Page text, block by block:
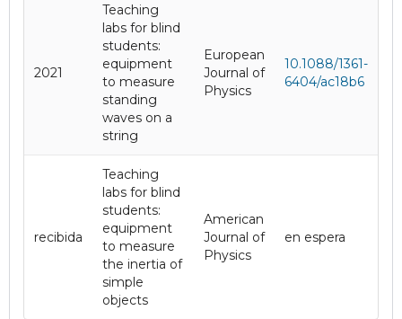
2021
Teaching
labs for blind
students:
equipment
to measure
standing
waves on a
string
European
Journal of
Physics
10.1088/1361-
6404/ac18b6
recibida
Teaching
labs for blind
students:
equipment
to measure
the inertia of
simple
objects
American
Journal of
Physics
en espera